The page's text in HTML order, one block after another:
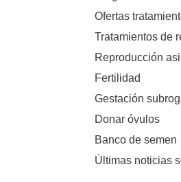
Ofertas
Tratamientos de
Reproducción
Fertilidad
Gestación
Donar óvulos
Banco de semen
Últimas noticias